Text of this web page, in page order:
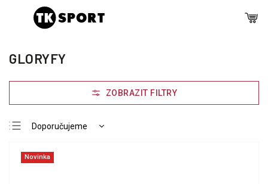
GLORYFY
Doporučujeme
Nejdražší
Novinka